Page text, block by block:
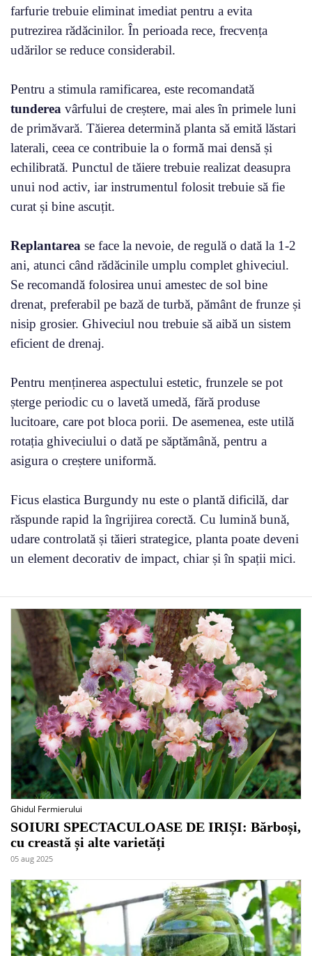
farfurie trebuie eliminat imediat pentru a evita
putrezirea rădăcinilor. În perioada rece, frecvența
udărilor se reduce considerabil.
Pentru a stimula ramificarea, este recomandată
tunderea vârfului de creștere, mai ales în primele luni
de primăvară. Tăierea determină planta să emită lăstari
laterali, ceea ce contribuie la o formă mai densă și
echilibrată. Punctul de tăiere trebuie realizat deasupra
unui nod activ, iar instrumentul folosit trebuie să fie
curat și bine ascuțit.
Replantarea se face la nevoie, de regulă o dată la 1-2
ani, atunci când rădăcinile umplu complet ghiveciul.
Se recomandă folosirea unui amestec de sol bine
drenat, preferabil pe bază de turbă, pământ de frunze și
nisip grosier. Ghiveciul nou trebuie să aibă un sistem
eficient de drenaj.
Pentru menținerea aspectului estetic, frunzele se pot
șterge periodic cu o lavetă umedă, fără produse
lucitoare, care pot bloca porii. De asemenea, este utilă
rotația ghiveciului o dată pe săptămână, pentru a
asigura o creștere uniformă.
Ficus elastica Burgundy nu este o plantă dificilă, dar
răspunde rapid la îngrijirea corectă. Cu lumină bună,
udare controlată și tăieri strategice, planta poate deveni
un element decorativ de impact, chiar și în spații mici.
Ghidul Fermierului
SOIURI SPECTACULOASE DE IRIȘI: Bărboși,
cu creastă și alte varietăți
05 aug 2025